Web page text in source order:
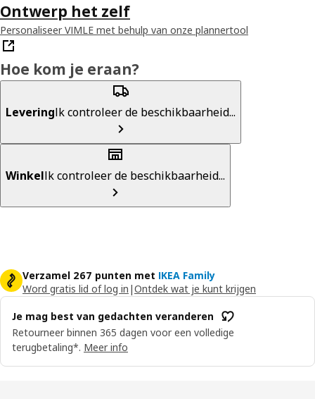
Ontwerp het zelf
Personaliseer VIMLE met behulp van onze plannertool
Hoe kom je eraan?
LeveringIk controleer de beschikbaarheid...
WinkelIk controleer de beschikbaarheid...
Verzamel 267 punten met IKEA Family
Word gratis lid of log in |Ontdek wat je kunt krijgen
Je mag best van gedachten veranderen
Retourneer binnen 365 dagen voor een volledige
terugbetaling*. Meer info